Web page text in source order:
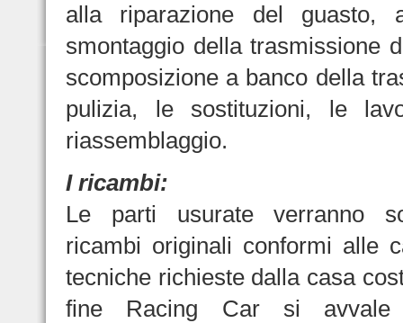
alla riparazione del guasto,
smontaggio della trasmissione
scomposizione a banco della
pulizia, le sostituzioni, le
riassemblaggio.
I ricambi:
Le parti usurate verranno
ricambi originali conformi alle
tecniche richieste dalla casa
fine Racing Car si avvale